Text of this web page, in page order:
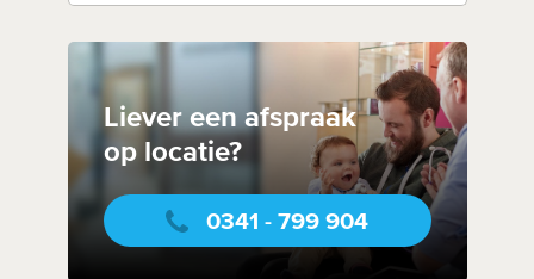
Liever een afspraak
op locatie?
0341 - 799 904